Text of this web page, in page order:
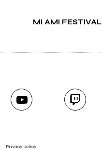
MI AMI FESTIVAL
Privacy policy